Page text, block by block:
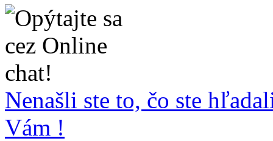
Nenašli ste to, čo ste
Vám !